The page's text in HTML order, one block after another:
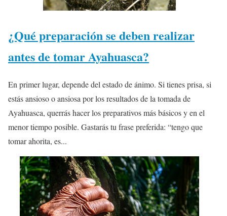
¿Qué preparación se deben realizar
antes de tomar Ayahuasca?
En primer lugar, depende del estado de ánimo. Si tienes prisa, si
estás ansioso o ansiosa por los resultados de la tomada de
Ayahuasca, querrás hacer los preparativos más básicos y en el
menor tiempo posible. Gastarás tu frase preferida: “tengo que
tomar ahorita, es...